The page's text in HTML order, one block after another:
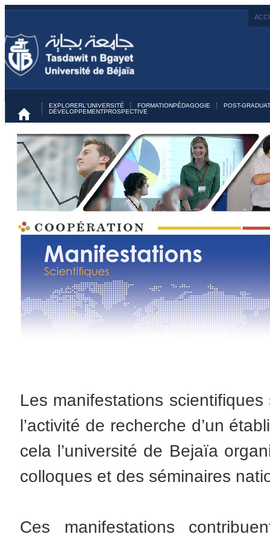
EXPLORERL'UNIVERSITÉ FORMATIONPÉDAGOGIE
POST-
DÉVELOPPEMENTPROSPECTIVE
Les manifestations
l’activité de recherche d’un
cela l’université de Bejaïa
colloques et des séminaires
Ces manifestations